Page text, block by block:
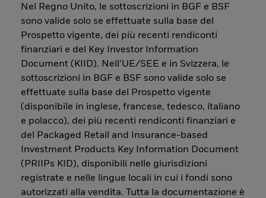
Nel Regno Unito, le sottoscrizioni in BGF e BSF
sono valide solo se effettuate sulla base del
Prospetto vigente, dei più recenti rendiconti
finanziari e del Key Investor Information
Document (KIID). Nell’UE/SEE e in Svizzera, le
sottoscrizioni in BGF e BSF sono valide solo se
effettuate sulla base del Prospetto vigente
(disponibile in inglese, francese, tedesco, italiano
e polacco), dei più recenti rendiconti finanziari e
del Packaged Retail and Insurance-based
Investment Products Key Information Document
(PRIIPs KID), disponibili nelle giurisdizioni
registrate e nelle lingue locali in cui i fondi sono
autorizzati alla vendita. Tutta la documentazione è